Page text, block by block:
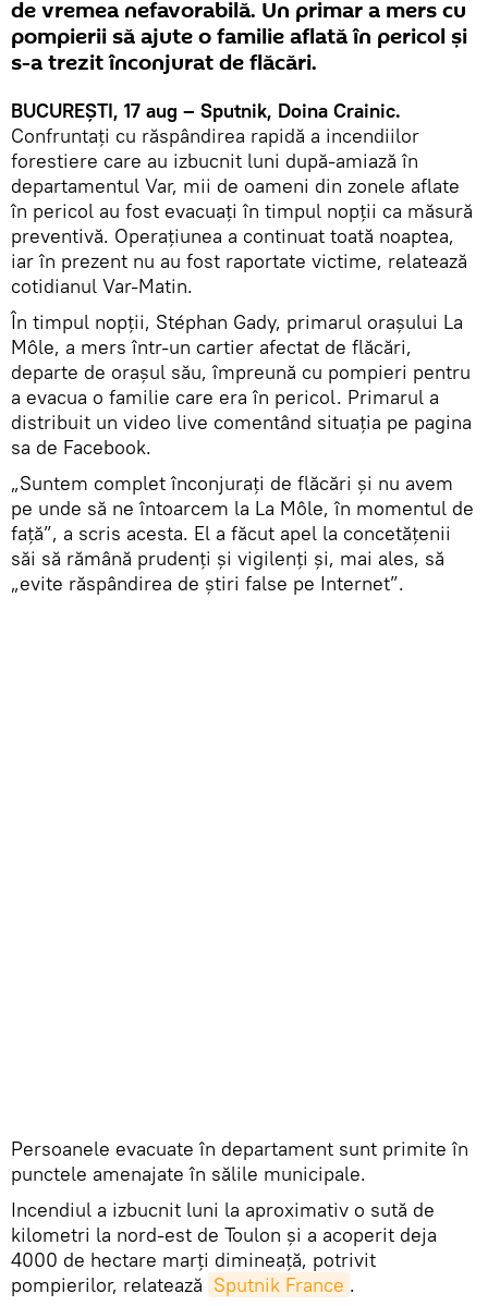
de vremea nefavorabilă. Un primar a mers cu
pompierii să ajute o familie aflată în pericol și
s-a trezit înconjurat de flăcări.
BUCUREŞTI, 17 aug – Sputnik, Doina Crainic.
Confruntaţi cu răspândirea rapidă a incendiilor
forestiere care au izbucnit luni după-amiază în
departamentul Var, mii de oameni din zonele aflate
în pericol au fost evacuați în timpul nopţii ca măsură
preventivă. Operațiunea a continuat toată noaptea,
iar în prezent nu au fost raportate victime, relatează
cotidianul Var-Matin.
În timpul nopţii, Stéphan Gady, primarul orașului La
Môle, a mers într-un cartier afectat de flăcări,
departe de orașul său, împreună cu pompieri pentru
a evacua o familie care era în pericol. Primarul a
distribuit un video live comentând situația pe pagina
sa de Facebook.
„Suntem complet înconjurați de flăcări și nu avem
pe unde să ne întoarcem la La Môle, în momentul de
faţă”, a scris acesta. El a făcut apel la concetățenii
săi să rămână prudenți și vigilenți şi, mai ales, să
„evite răspândirea de știri false pe Internet”.
Persoanele evacuate în departament sunt primite în
punctele amenajate în sălile municipale.
Incendiul a izbucnit luni la aproximativ o sută de
kilometri la nord-est de Toulon și a acoperit deja
4000 de hectare marți dimineață, potrivit
pompierilor, relatează Sputnik France .